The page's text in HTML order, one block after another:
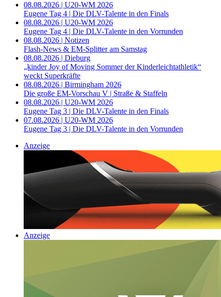
08.08.2026 | U20-WM 2026
Eugene Tag 4 | Die DLV-Talente in den Finals
08.08.2026 | U20-WM 2026
Eugene Tag 4 | Die DLV-Talente in den Vorrunden
08.08.2026 | Notizen
Flash-News & EM-Splitter am Samstag
08.08.2026 | Dieburg
„kinder Joy of Moving Sommer der Kinderleichtathletik“
weckt Superkräfte
08.08.2026 | Birmingham 2026
Die große EM-Vorschau V | Straße & Staffeln
08.08.2026 | U20-WM 2026
Eugene Tag 3 | Die DLV-Talente in den Finals
07.08.2026 | U20-WM 2026
Eugene Tag 3 | Die DLV-Talente in den Vorrunden
Anzeige
Anzeige